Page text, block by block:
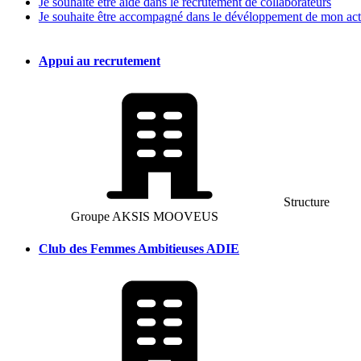
Je souhaite être accompagné dans le dévéloppement de mon
Appui au recrutement
Structure
Groupe AKSIS MOOVEUS
Club des Femmes Ambitieuses ADIE